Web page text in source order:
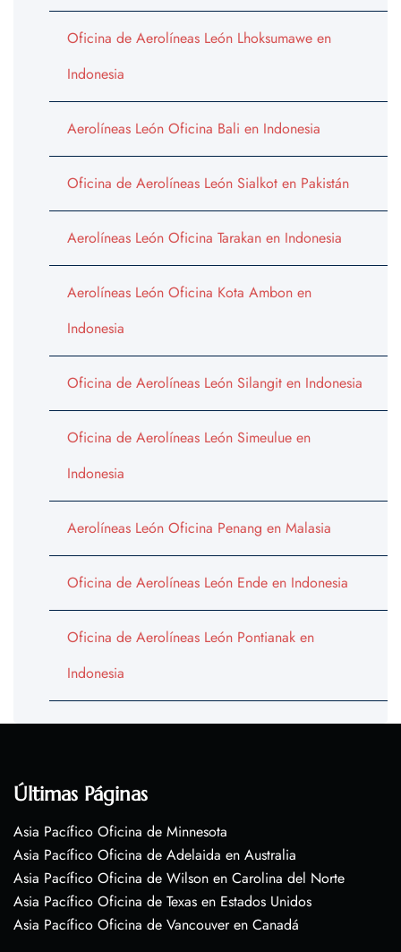
Oficina de Aerolíneas León Lhoksumawe en
Indonesia
Aerolíneas León Oficina Bali en Indonesia
Oficina de Aerolíneas León Sialkot en Pakistán
Aerolíneas León Oficina Tarakan en Indonesia
Aerolíneas León Oficina Kota Ambon en
Indonesia
Oficina de Aerolíneas León Silangit en Indonesia
Oficina de Aerolíneas León Simeulue en
Indonesia
Aerolíneas León Oficina Penang en Malasia
Oficina de Aerolíneas León Ende en Indonesia
Oficina de Aerolíneas León Pontianak en
Indonesia
Últimas Páginas
Asia Pacífico Oficina de Minnesota
Asia Pacífico Oficina de Adelaida en Australia
Asia Pacífico Oficina de Wilson en Carolina del Norte
Asia Pacífico Oficina de Texas en Estados Unidos
Asia Pacífico Oficina de Vancouver en Canadá